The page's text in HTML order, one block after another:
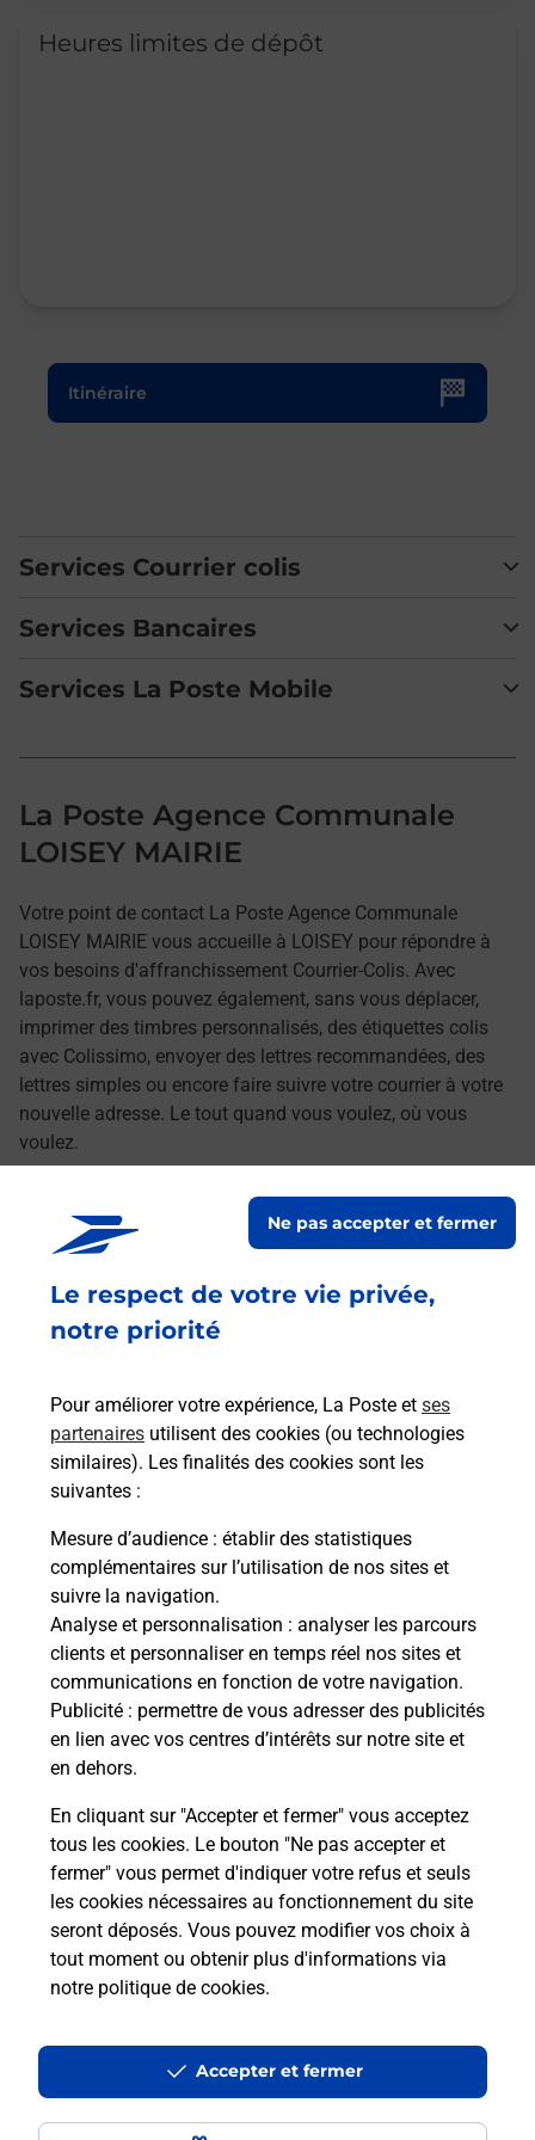
Le respect de votre vie privée,
notre priorité
Pour améliorer votre expérience, La Poste et ses
partenaires utilisent des cookies (ou technologies
similaires). Les finalités des cookies sont les
suivantes :
Mesure d’audience : établir des statistiques
complémentaires sur l’utilisation de nos sites et
suivre la navigation.
Analyse et personnalisation : analyser les parcours
clients et personnaliser en temps réel nos sites et
communications en fonction de votre navigation.
Publicité : permettre de vous adresser des publicités
en lien avec vos centres d’intérêts sur notre site et
en dehors.
En cliquant sur "Accepter et fermer" vous acceptez
tous les cookies. Le bouton "Ne pas accepter et
fermer" vous permet d'indiquer votre refus et seuls
les cookies nécessaires au fonctionnement du site
seront déposés. Vous pouvez modifier vos choix à
tout moment ou obtenir plus d'informations via
notre politique de cookies.
Ne pas accepter et fermer
Accepter et fermer
Heures limites de dépôt
Itinéraire
Le lien s'ouvre dans un nouvel onglet
Services Courrier colis
Services Bancaires
Services La Poste Mobile
La Poste Agence Communale
LOISEY MAIRIE
Votre point de contact La Poste Agence Communale
LOISEY MAIRIE vous accueille à LOISEY pour répondre à
vos besoins d'affranchissement Courrier-Colis. Avec
laposte.fr, vous pouvez également, sans vous déplacer,
imprimer des timbres personnalisés, des étiquettes colis
avec Colissimo, envoyer des lettres recommandées, des
lettres simples ou encore faire suivre votre courrier à votre
nouvelle adresse. Le tout quand vous voulez, où vous
voulez.
Découvrez toutes les offres et services en ligne de
La Poste
Meuse LOISEY
Accessibilité : partiellement conforme
Conditions contractuelles